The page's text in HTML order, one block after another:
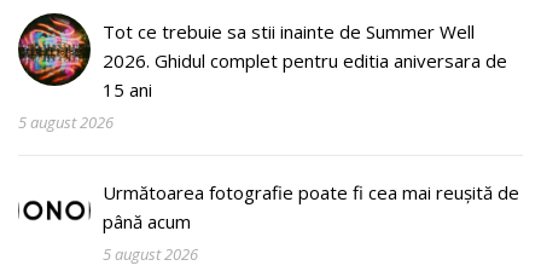
Tot ce trebuie sa stii inainte de Summer Well
2026. Ghidul complet pentru editia aniversara de
15 ani
5 august 2026
Următoarea fotografie poate fi cea mai reușită de
până acum
5 august 2026